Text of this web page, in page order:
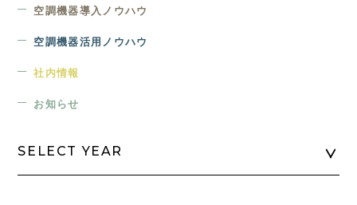
空調機器導入ノウハウ
空調機器活用ノウハウ
社内情報
お知らせ
SELECT YEAR